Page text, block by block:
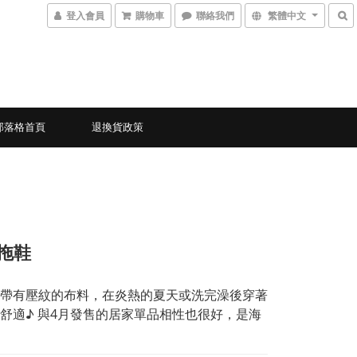
登入會員 購物車 聯絡我們 繁體中文
落格首頁 退換貨政策
鞋
有壓紋的布料，在炎熱的夏天或洗完澡後穿著
適♪ 與4月發售的居家單品相性也很好，是海